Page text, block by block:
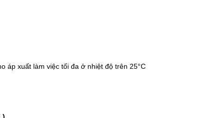
áp xuất làm việc tối đa ở nhiệt độ trên 25°C